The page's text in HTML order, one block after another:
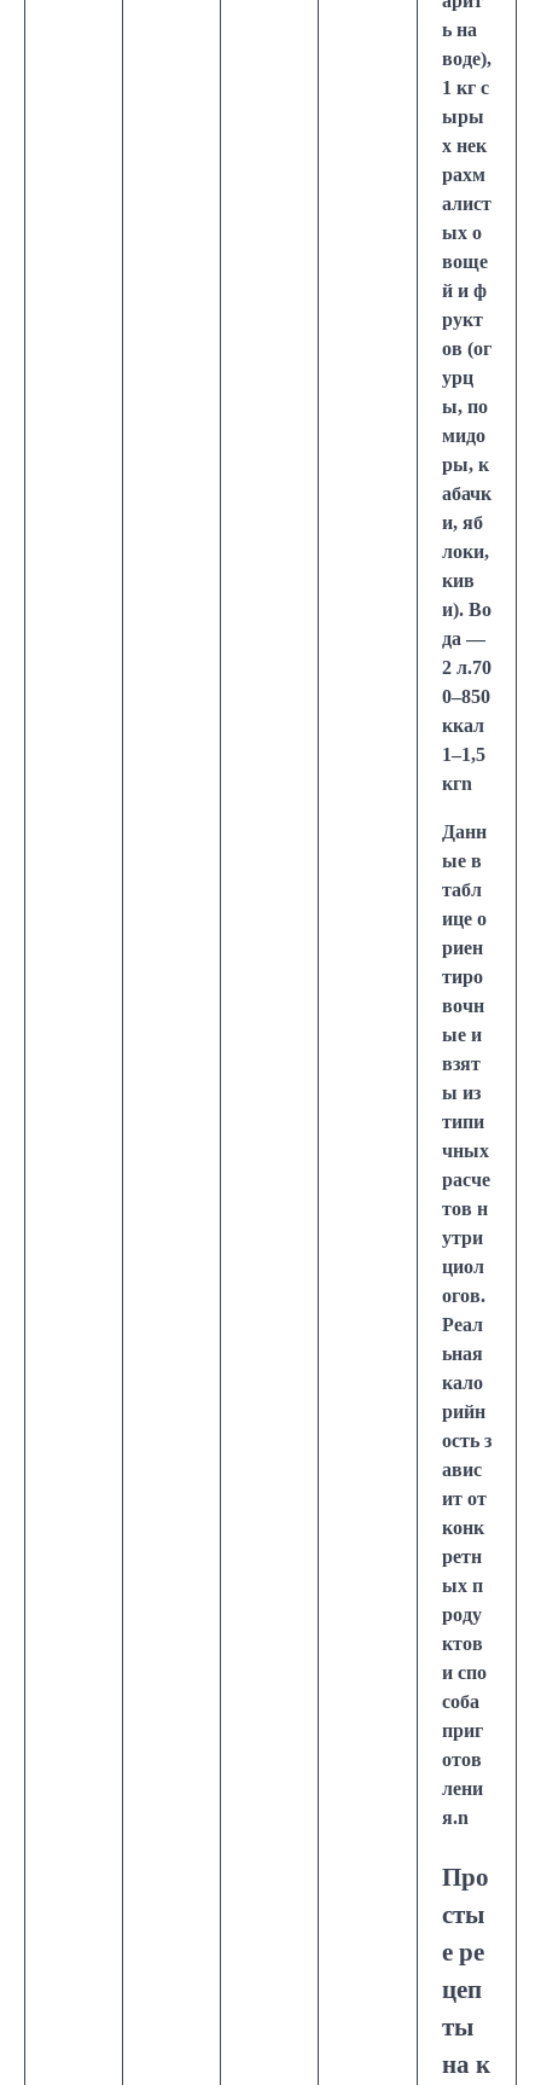
ь на
воде),
1 кг с
ыры
х нек
рахм
алист
ых о
воще
й и ф
рукт
ов (ог
урц
ы, по
мидо
ры, к
абачк
и, яб
локи,
кив
и). Во
да —
2 л.70
0–850
ккал
1–1,5
кгn
Данн
ые в
табл
ице о
риен
тиро
вочн
ые и
взят
ы из
типи
чных
расче
тов н
утри
циол
огов.
Реал
ьная
кало
рийн
ость з
авис
ит от
конк
ретн
ых п
роду
ктов
и спо
соба
приг
отов
лени
я.n
Про
сты
е ре
цеп
ты
на к